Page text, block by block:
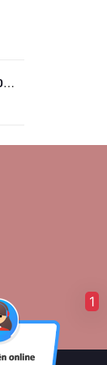
Quạt Sưởi Nón Saiko HF-900H 900W
1